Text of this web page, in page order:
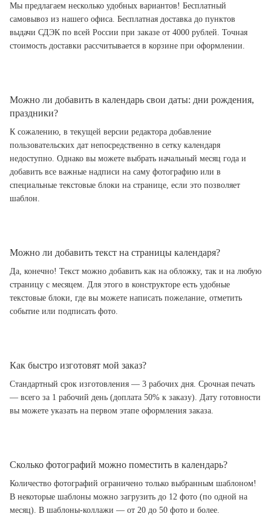
Мы предлагаем несколько удобных вариантов! Бесплатный
самовывоз из нашего офиса. Бесплатная доставка до пунктов
выдачи СДЭК по всей России при заказе от 4000 рублей. Точная
стоимость доставки рассчитывается в корзине при оформлении.
Можно ли добавить в календарь свои даты: дни рождения,
праздники?
К сожалению, в текущей версии редактора добавление
пользовательских дат непосредственно в сетку календаря
недоступно. Однако вы можете выбрать начальный месяц года и
добавить все важные надписи на саму фотографию или в
специальные текстовые блоки на странице, если это позволяет
шаблон.
Можно ли добавить текст на страницы календаря?
Да, конечно! Текст можно добавить как на обложку, так и на любую
страницу с месяцем. Для этого в конструкторе есть удобные
текстовые блоки, где вы можете написать пожелание, отметить
событие или подписать фото.
Как быстро изготовят мой заказ?
Стандартный срок изготовления — 3 рабочих дня. Срочная печать
— всего за 1 рабочий день (доплата 50% к заказу). Дату готовности
вы можете указать на первом этапе оформления заказа.
Сколько фотографий можно поместить в календарь?
Количество фотографий ограничено только выбранным шаблоном!
В некоторые шаблоны можно загрузить до 12 фото (по одной на
месяц). В шаблоны-коллажи — от 20 до 50 фото и более.